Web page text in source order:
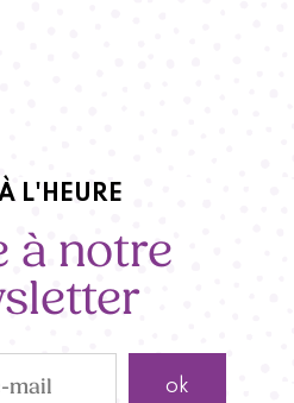
L'HEURE
à notre